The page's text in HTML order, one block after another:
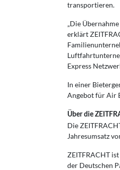
transportieren.
„Die
erklärt
Express
In einer
Angebot für Air
Über die
Die
Jahresumsatz
ZEITFRACHT
der Deutschen